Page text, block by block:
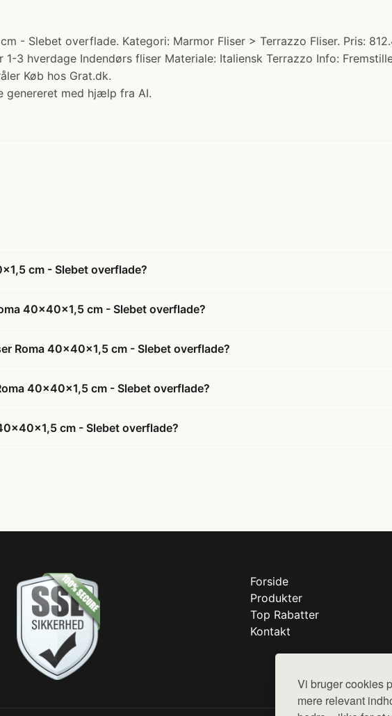
Vi bruger cookies
mere relevant
- Slebet overflade. Kategori: Marmor Fliser > Terrazzo Fliser. Pris:
3 hverdage Indendørs fliser Materiale: Italiensk Terrazzo Info:
Køb hos Grat.dk.
genereret med hjælp fra AI.
cm - Slebet overflade?
40x40x1,5 cm - Slebet overflade?
Roma 40x40x1,5 cm - Slebet overflade?
40x40x1,5 cm - Slebet overflade?
cm - Slebet overflade?
Forside
Produkter
Top Rabatter
Kontakt